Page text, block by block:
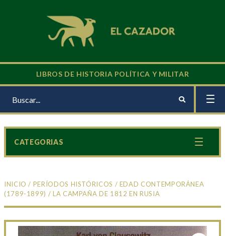
LIBROS DE HISTORIA POLÍTICA Y MILITAR
INICIO / PERÍODOS HISTÓRICOS / EDAD CONTEMPORÁNEA
(1789-1899) / LA CAMPAÑA DE 1812 EN RUSIA
CATEGORIAS